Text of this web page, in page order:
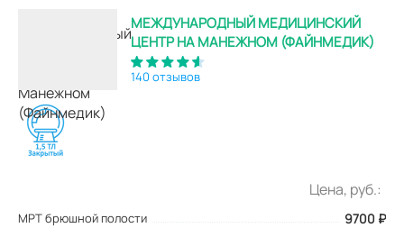
МЕЖДУНАРОДНЫЙ МЕДИЦИНСКИЙ
ЦЕНТР НА МАНЕЖНОМ (ФАЙНМЕДИК)
140 отзывов
Цена, руб.:
МРТ брюшной полости 9700 ₽